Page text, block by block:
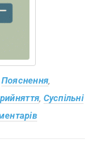
Пояснення,
, Суспільні